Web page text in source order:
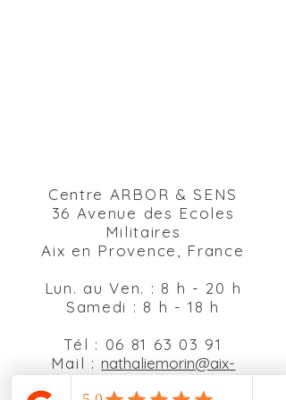
Centre ARBOR & SENS
36 Avenue des Ecoles
Militaires
Aix en Provence, France
Lun. au Ven. : 8 h - 20 h
Samedi : 8 h - 18 h
Tél : 06 81 63 03 91
Mail :nathaliemorin@aix-